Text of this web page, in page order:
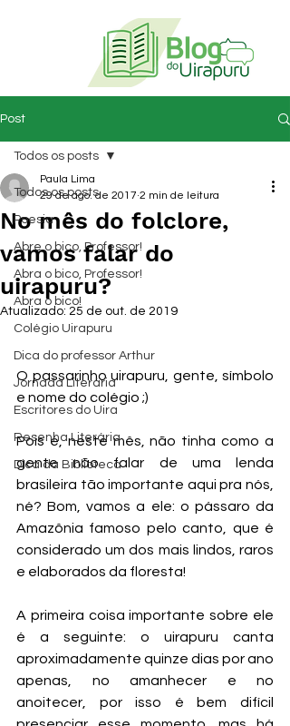
Post
Todos os posts
Poesia
Abre o bico, Professor!
Abra o bico, Professor!
Abra o bico!
Colégio Uirapuru
Dica do professor Arthur
Jornada Literária
Escritores do Uira
Resenha Literária
Dica da Biblioteca
Todos os posts
No mês do folclore,
vamos falar do
uirapuru?
Paula Lima
29 de ago. de 2017 2 min de leitura
Atualizado: 25 de out. de 2019
O passarinho uirapuru, gente, símbolo
e nome do colégio ;)
Pois é, neste mês, não tinha como a
gente não falar de uma lenda
brasileira tão importante aqui pra nós,
né? Bom, vamos a ele: o pássaro da
Amazônia famoso pelo canto, que é
considerado um dos mais lindos, raros
e elaborados da floresta!
A primeira coisa importante sobre ele
é a seguinte: o uirapuru canta
aproximadamente quinze dias por ano
apenas, no amanhecer e no
anoitecer, por isso é bem difícil